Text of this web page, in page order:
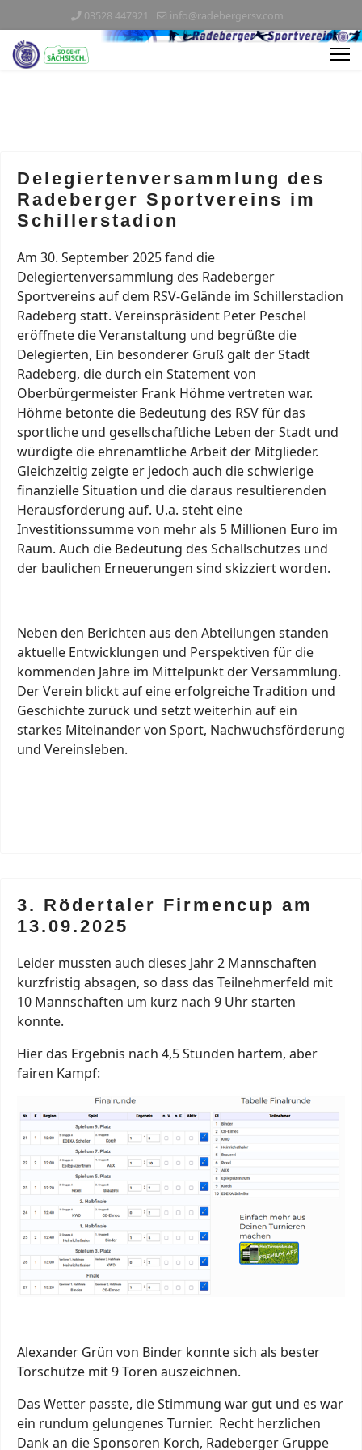
03528 447921 info@radebergersv.com
Delegiertenversammlung des
Radeberger Sportvereins im
Schillerstadion
Am 30. September 2025 fand die
Delegiertenversammlung des Radeberger
Sportvereins auf dem RSV-Gelände im Schillerstadion
Radeberg statt. Vereinspräsident Peter Peschel
eröffnete die Veranstaltung und begrüßte die
Delegierten, Ein besonderer Gruß galt der Stadt
Radeberg, die durch ein Statement von
Oberbürgermeister Frank Höhme vertreten war.
Höhme betonte die Bedeutung des RSV für das
sportliche und gesellschaftliche Leben der Stadt und
würdigte die ehrenamtliche Arbeit der Mitglieder.
Gleichzeitig zeigte er jedoch auch die schwierige
finanzielle Situation und die daraus resultierenden
Herausforderung auf. U.a. steht eine
Investitionssumme von mehr als 5 Millionen Euro im
Raum. Auch die Bedeutung des Schallschutzes und
der baulichen Erneuerungen sind skizziert worden.
Neben den Berichten aus den Abteilungen standen
aktuelle Entwicklungen und Perspektiven für die
kommenden Jahre im Mittelpunkt der Versammlung.
Der Verein blickt auf eine erfolgreiche Tradition und
Geschichte zurück und setzt weiterhin auf ein
starkes Miteinander von Sport, Nachwuchsförderung
und Vereinsleben.
3. Rödertaler Firmencup am
13.09.2025
Leider mussten auch dieses Jahr 2 Mannschaften
kurzfristig absagen, so dass das Teilnehmerfeld mit
10 Mannschaften um kurz nach 9 Uhr starten
konnte.
Hier das Ergebnis nach 4,5 Stunden hartem, aber
fairen Kampf:
Alexander Grün von Binder konnte sich als bester
Torschütze mit 9 Toren auszeichnen.
Das Wetter passte, die Stimmung war gut und es war
ein rundum gelungenes Turnier. Recht herzlichen
Dank an die Sponsoren Korch, Radeberger Gruppe